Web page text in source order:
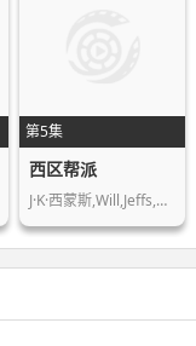
第5集
西区帮派
J·K·西蒙斯,Will,Jeffs,罗恩·米德…